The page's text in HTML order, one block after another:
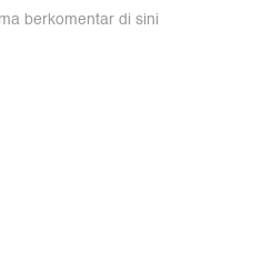
berkomentar di sini